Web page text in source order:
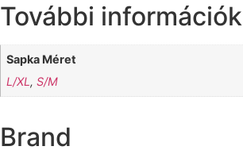
További információk
Sapka Méret
L/XL,S/M
Brand